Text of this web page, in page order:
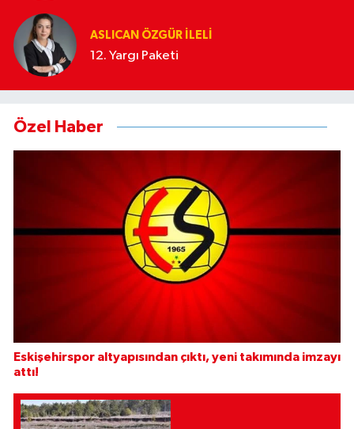
ASLICAN ÖZGÜR İLELI
12. Yargı Paketi
Özel Haber
Eskişehirspor altyapısından çıktı, yeni takımında imzayı
attı!